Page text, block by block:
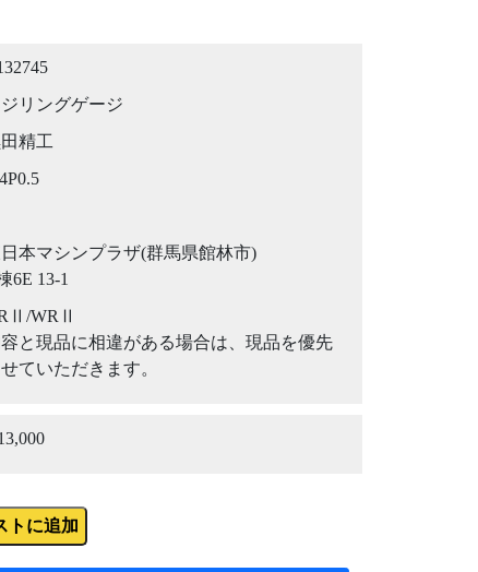
リングゲージ
精工
本マシンプラザ(群馬県館林市)
6E 13-1
WRⅡ
と現品に相違がある場合は、現品を優先
ていただきます。
トに追加